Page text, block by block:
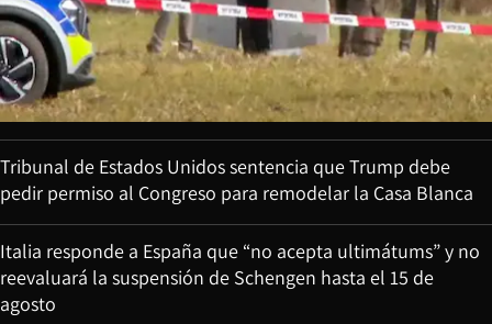
Tribunal de Estados Unidos sentencia que Trump debe
pedir permiso al Congreso para remodelar la Casa Blanca
Italia responde a España que “no acepta ultimátums” y no
reevaluará la suspensión de Schengen hasta el 15 de
agosto